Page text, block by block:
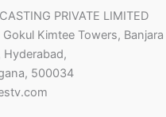
PRIVATE LIMITED
Kimtee Towers, Banjara
Hyderabad,
500034